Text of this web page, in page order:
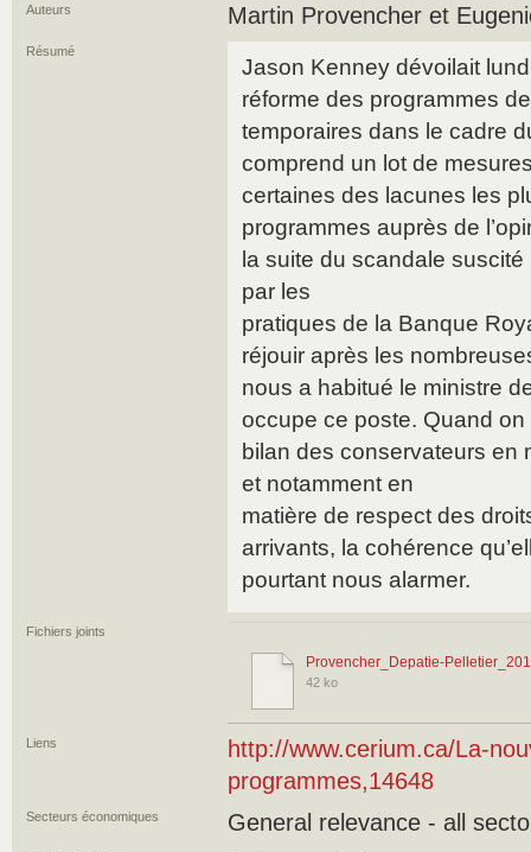
Auteurs Martin Provencher et
Résumé
Jason Kenney dévoilait
réforme des programmes
temporaires dans le cadre
comprend un lot de
certaines des lacunes les
programmes auprès de
la suite du scandale
par les
pratiques de la Banque
réjouir après les
nous a habitué le ministre
occupe ce poste. Quand on
bilan des conservateurs en
et notamment en
matière de respect des
arrivants, la cohérence
pourtant nous alarmer.
Fichiers joints
Provencher_Depatie-
42 ko
Liens
http://www.cerium.ca/La-
programmes,14648
Secteurs économiques General relevance - all